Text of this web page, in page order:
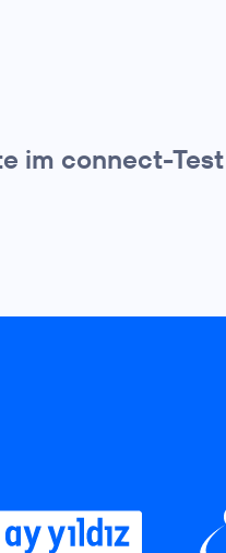
im connect-Test